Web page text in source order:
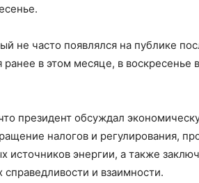
не часто появлялся на публике
в этом месяце, в воскресенье
президент обсуждал
налогов и регулирования,
источников энергии, а также
и взаимности.